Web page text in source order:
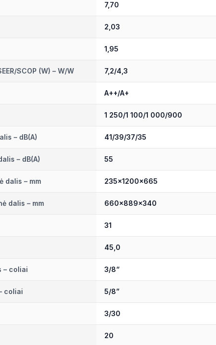
7,70
2,03
1,95
SCOP (W) – W/W 7,2/4,3
A++/A+
1 250/1 100/1 000/900
– dB(A) 41/39/37/35
– dB(A) 55
dalis – mm 235x1200x665
dalis – mm 660x889x340
31
45,0
– coliai 3/8“
coliai 5/8”
3/30
20